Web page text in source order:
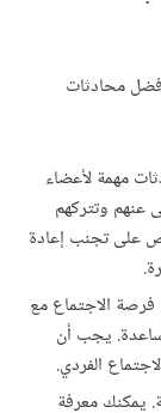
محادثات
مهمة لأعضاء
عنهم وتتركهم
على تجنب إعادة
الاجتماع مع
يجب أن
الفردي.
يمكنك معرفة